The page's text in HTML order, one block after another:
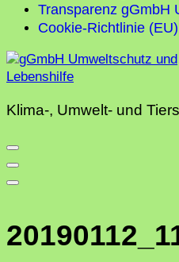
Transparenz gGmbH
Cookie-Richtlinie (EU)
Klima-, Umwelt- und